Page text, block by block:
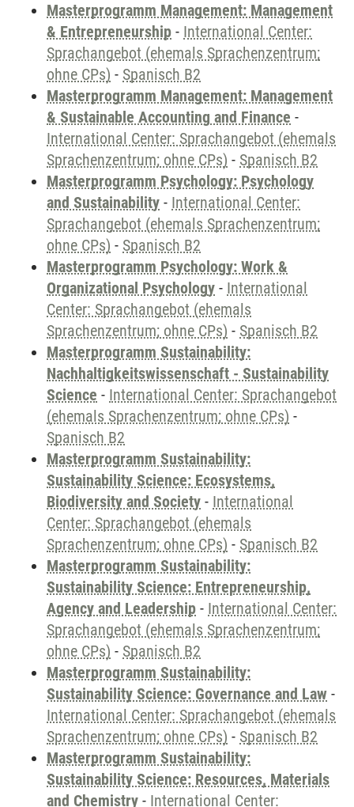
Masterprogramm Management: Management
& Entrepreneurship - International Center:
Sprachangebot (ehemals Sprachenzentrum;
ohne CPs) - Spanisch B2
Masterprogramm Management: Management
& Sustainable Accounting and Finance -
International Center: Sprachangebot (ehemals
Sprachenzentrum; ohne CPs) - Spanisch B2
Masterprogramm Psychology: Psychology
and Sustainability - International Center:
Sprachangebot (ehemals Sprachenzentrum;
ohne CPs) - Spanisch B2
Masterprogramm Psychology: Work &
Organizational Psychology - International
Center: Sprachangebot (ehemals
Sprachenzentrum; ohne CPs) - Spanisch B2
Masterprogramm Sustainability:
Nachhaltigkeitswissenschaft - Sustainability
Science - International Center: Sprachangebot
(ehemals Sprachenzentrum; ohne CPs) -
Spanisch B2
Masterprogramm Sustainability:
Sustainability Science: Ecosystems,
Biodiversity and Society - International
Center: Sprachangebot (ehemals
Sprachenzentrum; ohne CPs) - Spanisch B2
Masterprogramm Sustainability:
Sustainability Science: Entrepreneurship,
Agency and Leadership - International Center:
Sprachangebot (ehemals Sprachenzentrum;
ohne CPs) - Spanisch B2
Masterprogramm Sustainability:
Sustainability Science: Governance and Law -
International Center: Sprachangebot (ehemals
Sprachenzentrum; ohne CPs) - Spanisch B2
Masterprogramm Sustainability:
Sustainability Science: Resources, Materials
and Chemistry - International Center: